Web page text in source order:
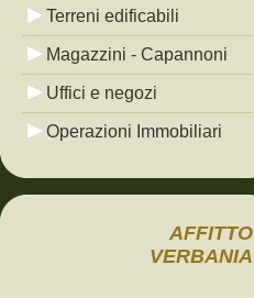
Terreni edificabili
Magazzini - Capannoni
Uffici e negozi
Operazioni Immobiliari
AFFITTO
VERBANIA